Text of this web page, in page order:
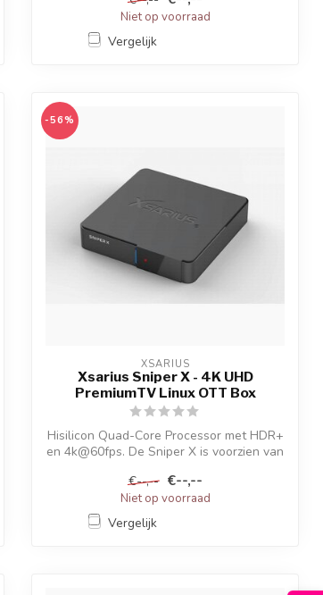
Niet op voorraad
Vergelijk
-56%
XSARIUS
Xsarius Sniper X - 4K UHD
PremiumTV Linux OTT Box
Hisilicon Quad-Core Processor met HDR+
en 4k@60fps. De Sniper X is voorzien van
€--,-- €--,--
Niet op voorraad
Vergelijk